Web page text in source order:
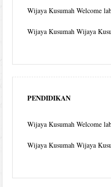
Wijaya Kusumah Welcome
Wijaya Kusumah Wijaya
PENDIDIKAN
Wijaya Kusumah Welcome
Wijaya Kusumah Wijaya